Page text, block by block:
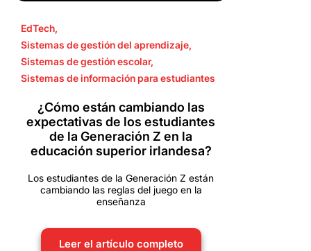
EdTech,
Sistemas de gestión del aprendizaje,
Sistemas de gestión escolar,
Sistemas de información para estudiantes
¿Cómo están cambiando las
expectativas de los estudiantes
de la Generación Z en la
educación superior irlandesa?
Los estudiantes de la Generación Z están
cambiando las reglas del juego en la
enseñanza
Leer el artículo completo